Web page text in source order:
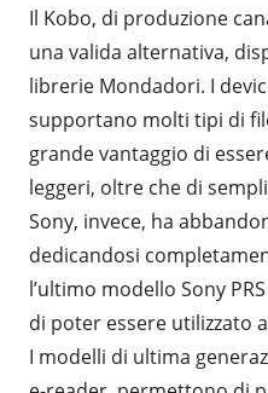
Il Kobo, di produzione
una valida alternativa,
librerie Mondadori. I
supportano molti tipi di
grande vantaggio di
leggeri, oltre che di
Sony, invece, ha
dedicandosi
l’ultimo modello Sony
di poter essere utilizzato
I modelli di ultima